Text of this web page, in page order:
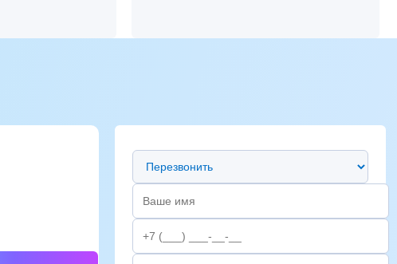
Предпочтительный способ связи